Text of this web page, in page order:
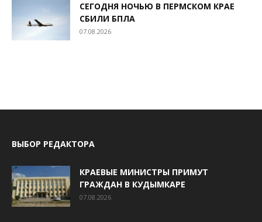
СЕГОДНЯ НОЧЬЮ В ПЕРМСКОМ КРАЕ
СБИЛИ БПЛА
07.08.2026
ВЫБОР РЕДАКТОРА
КРАЕВЫЕ МИНИСТРЫ ПРИМУТ
ГРАЖДАН В КУДЫМКАРЕ
07.08.2026